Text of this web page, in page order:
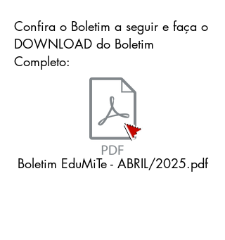
Confira o Boletim a seguir e faça o
DOWNLOAD do Boletim
Completo:
Boletim EduMiTe - ABRIL/2025.pdf